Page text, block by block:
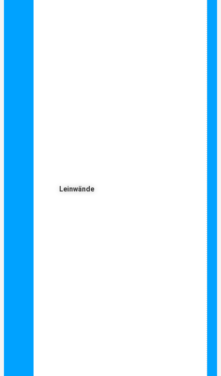
Leinwände